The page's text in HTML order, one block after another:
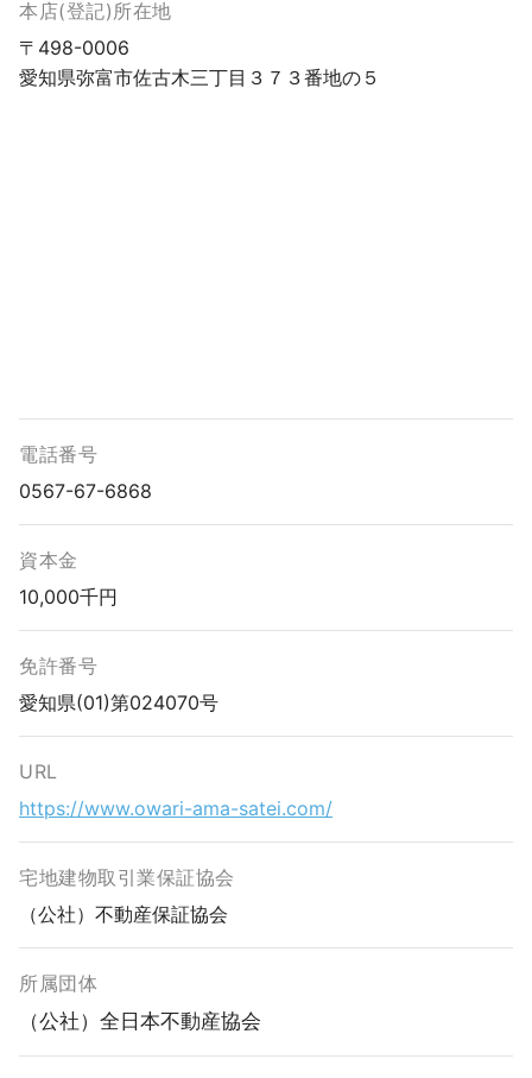
本店(登記)所在地
〒498-0006
愛知県弥富市佐古木三丁目３７３番地の５
電話番号
0567-67-6868
資本金
10,000千円
免許番号
愛知県(01)第024070号
URL
https://www.owari-ama-satei.com/
宅地建物取引業保証協会
（公社）不動産保証協会
所属団体
（公社）全日本不動産協会